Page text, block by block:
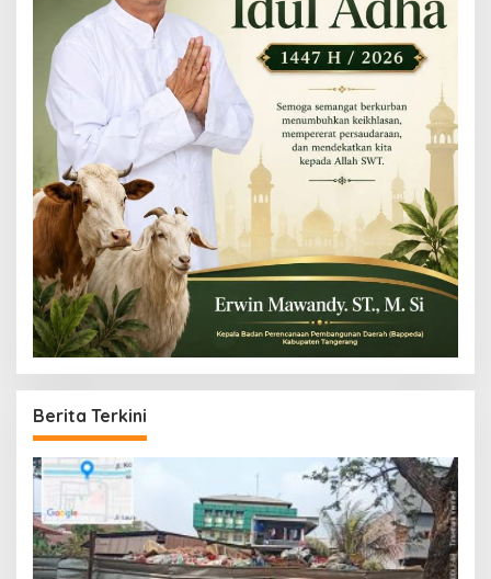
Berita Terkini